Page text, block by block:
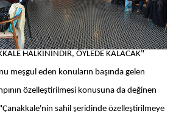
HALKININDIR, ÖYLEDE KALACAK"
meşgul eden konuların başında gelen
özelleştirilmesi konusuna da değinen
sahil şeridinde özelleştirilmeye